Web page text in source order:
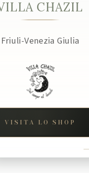
CHAZIL
Friuli-Venezia Giulia
VISITA LO SHOP